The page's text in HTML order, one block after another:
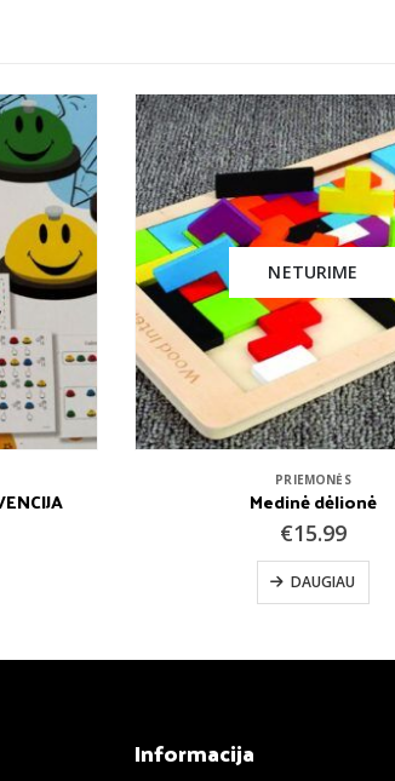
NETURIME
PRIEMONĖS
Linksmas pūstukas su
€3.00
DAUGIAU
Informacija